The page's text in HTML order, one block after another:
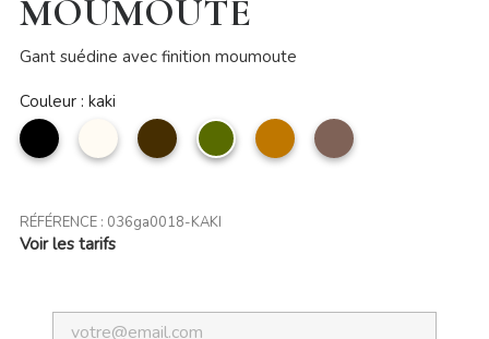
MOUMOUTE
Gant suédine avec finition moumoute
Couleur : kaki
noir Beige Café kaki camel taupe
RÉFÉRENCE : 036ga0018-KAKI
Voir les tarifs